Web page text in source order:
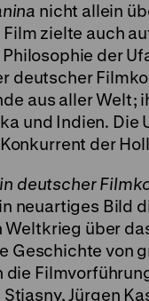
nicht allein
zielte auch
der Ufa
aus aller Welt;
und Indien. Die
der
deutscher
neuartiges Bild
über das
Geschichte von
Jürgen